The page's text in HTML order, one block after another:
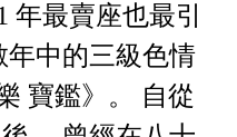
年最賣座也最引
年中的三級色情
寶鑑》。 自從